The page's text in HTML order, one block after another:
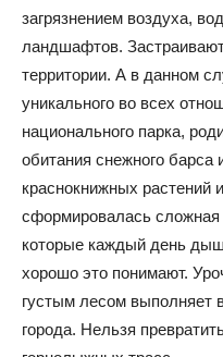
загрязнением воздуха,
ландшафтов.
территории. А в данном
уникального во всех
национального парка,
обитания снежного барса
краснокнижных растений
сформировалась сложная
которые каждый день
хорошо это понимают.
густым лесом
города. Нельзя